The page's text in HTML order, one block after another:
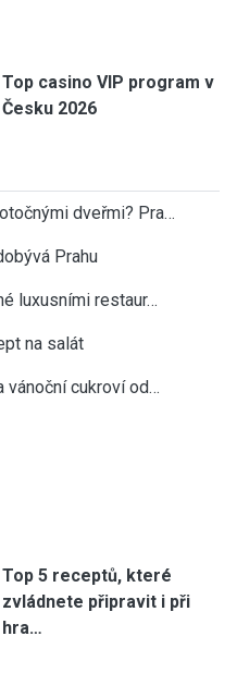
Top casino VIP program v
Česku 2026
dveřmi? Pra…
Prahu
luxusními restaur…
na salát
vánoční cukroví od…
Top 5 receptů, které
zvládnete připravit i při
hra…